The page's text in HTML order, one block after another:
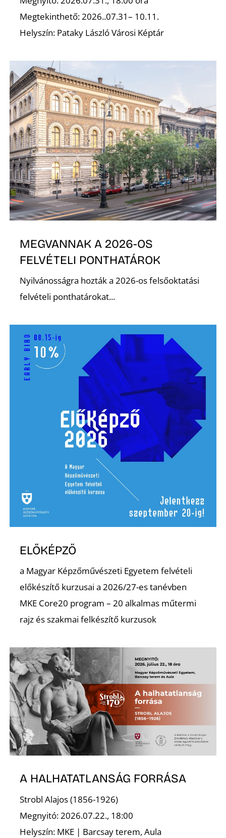
Megtekinthető: 2026..07.31– 10.11.
Helyszín: Pataky László Városi Képtár
MEGVANNAK A 2026-OS
FELVÉTELI PONTHATÁROK
Nyilvánosságra hozták a 2026-os felsőoktatási
felvételi ponthatárokat...
ELŐKÉPZŐ
a Magyar Képzőművészeti Egyetem felvételi
előkészítő kurzusai a 2026/27-es tanévben
MKE Core20 program – 20 alkalmas műtermi
rajz és szakmai felkészítő kurzusok
A HALHATATLANSÁG FORRÁSA
Strobl Alajos (1856-1926)
Megnyitó: 2026.07.22., 18:00
Helyszín: MKE | Barcsay terem, Aula